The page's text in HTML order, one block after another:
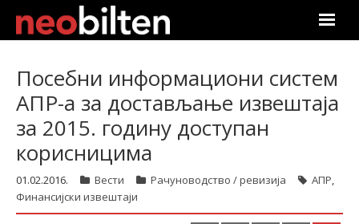
Претрага
Актуелно
Подаци
Линкови
Посебни информациони систем
АПР-а за достављање извештаја
за 2015. годину доступан
корисницима
01.02.2016. Вести Рачуноводство / ревизија АПР,
Финансијски извештаји